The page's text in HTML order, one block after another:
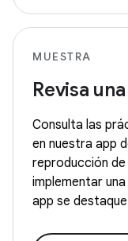
MUESTRA
Revisa
Consulta las
en nuestra app
reproducción
implementar
app se